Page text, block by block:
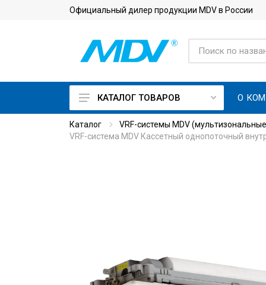
Официальный дилер продукции MDV в России
On Off кондиционеры
Мульти сплит-системы
КАТАЛОГ ТОВАРОВ О
Каталог VRF-системы MDV
VRF-система MDV Кассетный однопоточный